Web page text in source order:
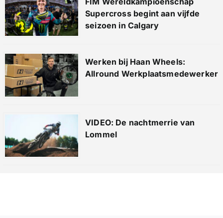
Supercross begint aan vijfde
seizoen in Calgary
Werken bij Haan Wheels:
Allround Werkplaatsmedewerker
VIDEO: De nachtmerrie van
Lommel